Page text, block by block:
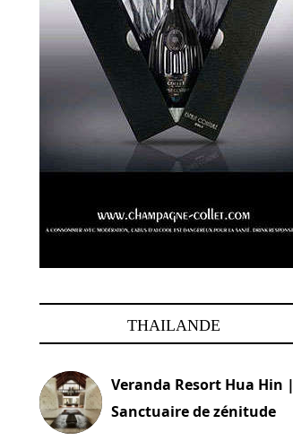
THAILANDE
Veranda Resort Hua Hin |
Sanctuaire de zénitude